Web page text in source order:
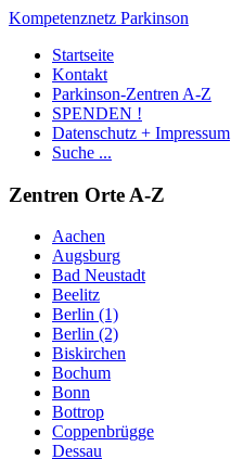
Kompetenznetz Parkinson
Startseite
Kontakt
Parkinson-Zentren A-Z
SPENDEN !
Datenschutz + Impressum
Suche ...
Zentren Orte A-Z
Aachen
Augsburg
Bad Neustadt
Beelitz
Berlin (1)
Berlin (2)
Biskirchen
Bochum
Bonn
Bottrop
Coppenbrügge
Dessau